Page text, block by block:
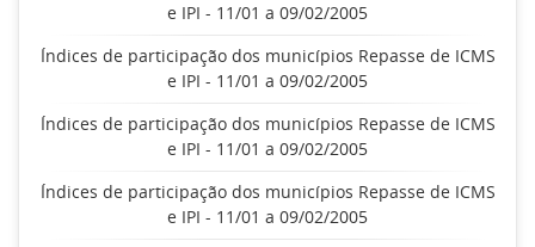
e IPI - 11/01 a 09/02/2005
Índices de participação dos municípios Repasse de ICMS
e IPI - 11/01 a 09/02/2005
Índices de participação dos municípios Repasse de ICMS
e IPI - 11/01 a 09/02/2005
Índices de participação dos municípios Repasse de ICMS
e IPI - 11/01 a 09/02/2005